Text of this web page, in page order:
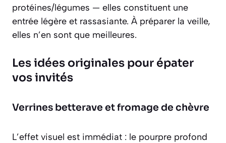
protéines/légumes — elles constituent une
entrée légère et rassasiante. À préparer la veille,
elles n’en sont que meilleures.
Les idées originales pour épater
vos invités
Verrines betterave et fromage de chèvre
L’effet visuel est immédiat : le pourpre profond